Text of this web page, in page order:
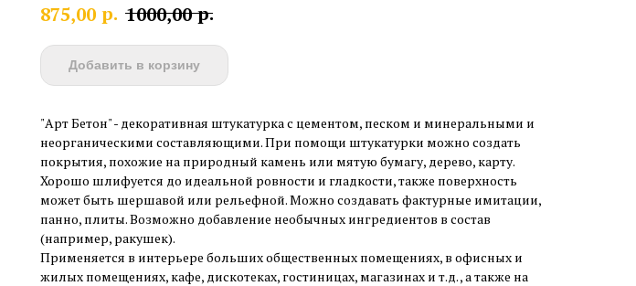
875,00 р. 1000,00 р.
Добавить в корзину
"Арт Бетон" - декоративная штукатурка с цементом, песком и минеральными и
неорганическими составляющими. При помощи штукатурки можно создать
покрытия, похожие на природный камень или мятую бумагу, дерево, карту.
Хорошо шлифуется до идеальной ровности и гладкости, также поверхность
может быть шершавой или рельефной. Можно создавать фактурные имитации,
панно, плиты. Возможно добавление необычных ингредиентов в состав
(например, ракушек).
Применяется в интерьере больших общественных помещениях, в офисных и
жилых помещениях, кафе, дискотеках, гостиницах, магазинах и т.д. , а также на